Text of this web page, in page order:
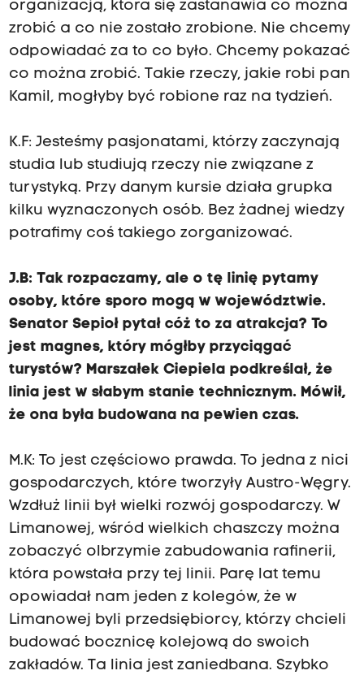
organizacją, która się zastanawia co można
zrobić a co nie zostało zrobione. Nie chcemy
odpowiadać za to co było. Chcemy pokazać
co można zrobić. Takie rzeczy, jakie robi pan
Kamil, mogłyby być robione raz na tydzień.
K.F: Jesteśmy pasjonatami, którzy zaczynają
studia lub studiują rzeczy nie związane z
turystyką. Przy danym kursie działa grupka
kilku wyznaczonych osób. Bez żadnej wiedzy
potrafimy coś takiego zorganizować.
J.B: Tak rozpaczamy, ale o tę linię pytamy
osoby, które sporo mogą w województwie.
Senator Sepioł pytał cóż to za atrakcja? To
jest magnes, który mógłby przyciągać
turystów? Marszałek Ciepiela podkreślał, że
linia jest w słabym stanie technicznym. Mówił,
że ona była budowana na pewien czas.
M.K: To jest częściowo prawda. To jedna z nici
gospodarczych, które tworzyły Austro-Węgry.
Wzdłuż linii był wielki rozwój gospodarczy. W
Limanowej, wśród wielkich chaszczy można
zobaczyć olbrzymie zabudowania rafinerii,
która powstała przy tej linii. Parę lat temu
opowiadał nam jeden z kolegów, że w
Limanowej byli przedsiębiorcy, którzy chcieli
budować bocznicę kolejową do swoich
zakładów. Ta linia jest zaniedbana. Szybko